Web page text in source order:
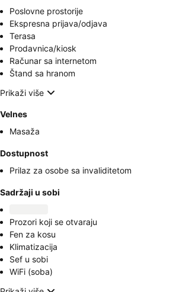
Poslovne prostorije
Ekspresna prijava/odjava
Terasa
Prodavnica/kiosk
Računar sa internetom
Štand sa hranom
Prikaži više
Velnes
Masaža
Dostupnost
Prilaz za osobe sa invaliditetom
Sadržaji u sobi
Prozori koji se otvaraju
Fen za kosu
Klimatizacija
Sef u sobi
WiFi (soba)